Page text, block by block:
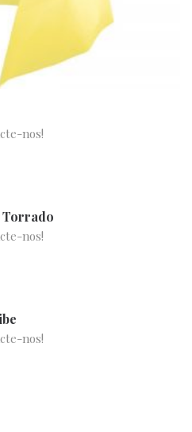
nos!
Torrado
nos!
nos!